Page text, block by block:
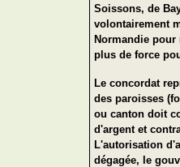
Soissons, de
volontairement
Normandie pour
plus de force
Le concordat
des paroisses
ou canton doit
d'argent et
L'autorisation
dégagée, le